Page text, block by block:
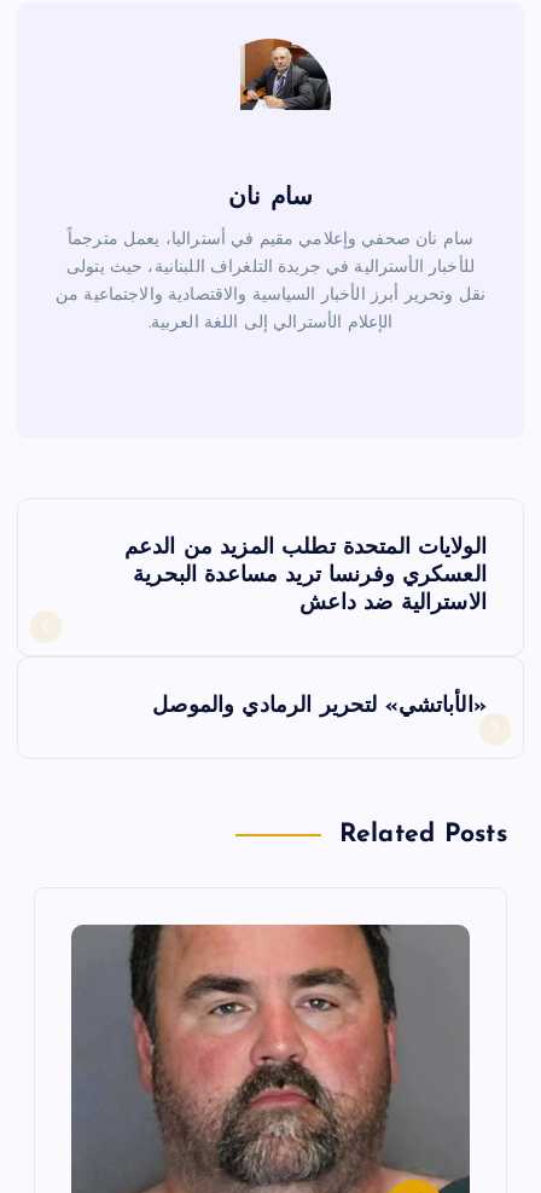
سام نان
سام نان صحفي وإعلامي مقيم في أستراليا، يعمل مترجماً
للأخبار الأسترالية في جريدة التلغراف اللبنانية، حيث يتولى
نقل وتحرير أبرز الأخبار السياسية والاقتصادية والاجتماعية من
الإعلام الأسترالي إلى اللغة العربية.
ص
ح
الولايات المتحدة تطلب المزيد من الدعم
العسكري وفرنسا تريد مساعدة البحرية
الاسترالية ضد داعش
«الأباتشي» لتحرير الرمادي والموصل
Related Posts